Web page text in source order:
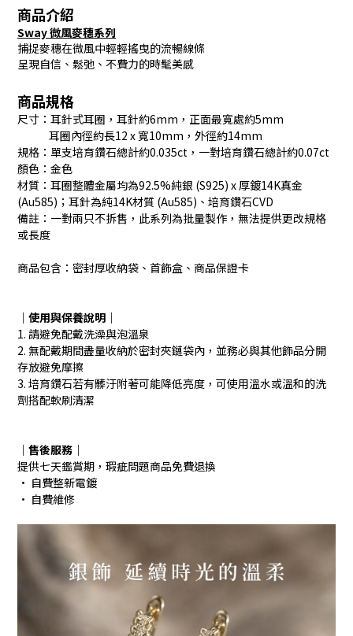
商品介紹
Sway 微風麥穗系列
捕捉麥穗在微風中輕輕搖曳的流暢線條
呈現自信、鬆弛、不費力的時髦美感
商品規格
尺寸：耳針式耳圈，耳針約6mm，正面最寬處約5mm
耳圈內徑約長12 x 寬10mm，外徑約14mm
規格：單支培育鑽石總計約0.035ct，一對培育鑽石總計約0.07ct
顏色：金色
材質：耳圈整體金屬均為92.5%純銀 (S925) x 厚鍍14K真金
(Au585)；耳針為純14K材質 (Au585)、培育鑽石CVD
備註：一對兩只不拆售，此系列為批量製作，無法提供更改規格
或長度
商品包含：密封厚收納袋、首飾盒、商品保證卡
｜使用與保養說明 ｜
1. 請避免配戴洗澡與泡溫泉
2. 無配戴期間盡量收納於密封夾鏈袋內，並務必與其他飾品分開
存放避免摩擦
3. 培育鑽石若有髒汙附著可能降低亮度，可使用溫水或溫和的洗
劑搭配軟刷清潔
｜售後服務｜
提供七天鑑賞期，瑕疵問題商品免費退換
· 自費整新電鍍
· 自費維修